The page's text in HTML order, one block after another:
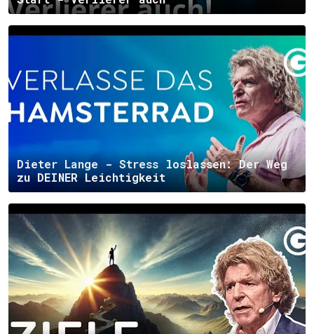
Dieter Lange - Stress loslassen: Der Weg
zu DEINER Leichtigkeit